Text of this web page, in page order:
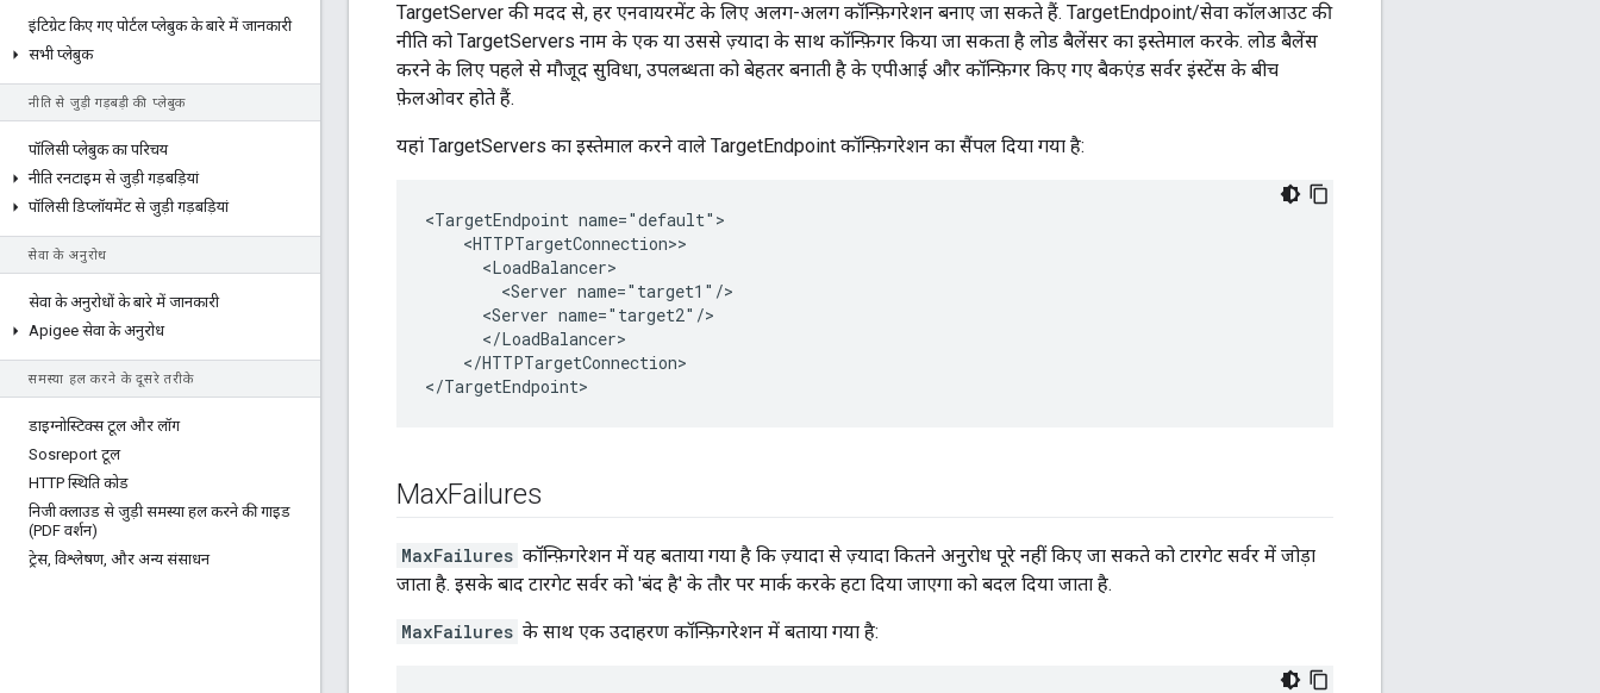
इंटिग्रेट किए गए पोर्टल प्लेबुक के बारे में जानकारी
सभी प्लेबुक
नीति से जुड़ी गड़बड़ी की प्लेबुक
पॉलिसी प्लेबुक का परिचय
नीति रनटाइम से जुड़ी गड़बड़ियां
पॉलिसी डिप्लॉयमेंट से जुड़ी गड़बड़ियां
सेवा के अनुरोध
सेवा के अनुरोधों के बारे में जानकारी
Apigee सेवा के अनुरोध
समस्या हल करने के दूसरे तरीके
डाइग्नोस्टिक्स टूल और लॉग
Sosreport टूल
HTTP स्थिति कोड
निजी क्लाउड से जुड़ी समस्या हल करने की गाइड
(PDF वर्शन)
ट्रेस, विश्लेषण, और अन्य संसाधन
TargetServer की मदद से, हर एनवायरमेंट के लिए अलग-अलग कॉन्फ़िगरेशन बनाए जा सकते हैं. TargetEndpoint/सेवा कॉलआउट की
नीति को TargetServers नाम के एक या उससे ज़्यादा के साथ कॉन्फ़िगर किया जा सकता है लोड बैलेंसर का इस्तेमाल करके. लोड बैलेंस
करने के लिए पहले से मौजूद सुविधा, उपलब्धता को बेहतर बनाती है के एपीआई और कॉन्फ़िगर किए गए बैकएंड सर्वर इंस्टेंस के बीच
फ़ेलओवर होते हैं.
यहां TargetServers का इस्तेमाल करने वाले TargetEndpoint कॉन्फ़िगरेशन का सैंपल दिया गया है:
<TargetEndpoint name="default">
    <HTTPTargetConnection>>
      <LoadBalancer>
        <Server name="target1"/>
      <Server name="target2"/>
      </LoadBalancer>
    </HTTPTargetConnection>
</TargetEndpoint>
MaxFailures
MaxFailures कॉन्फ़िगरेशन में यह बताया गया है कि ज़्यादा से ज़्यादा कितने अनुरोध पूरे नहीं किए जा सकते को टारगेट सर्वर में जोड़ा
जाता है. इसके बाद टारगेट सर्वर को 'बंद है' के तौर पर मार्क करके हटा दिया जाएगा को बदल दिया जाता है.
MaxFailures के साथ एक उदाहरण कॉन्फ़िगरेशन में बताया गया है: